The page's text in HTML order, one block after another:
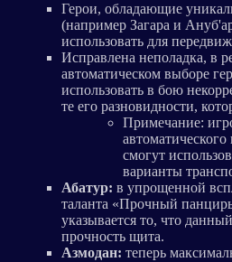
Герои, обладающие
(например Загара и
использовать для
Исправлена неполадка, в
автоматическом выборе
использовать в бою
те его разновидности,
Примечание:
смогут
варианты
Абатур: в упрощенной
таланта «Прочный
указывается то, что
прочность щита.
Азмодан: теперь